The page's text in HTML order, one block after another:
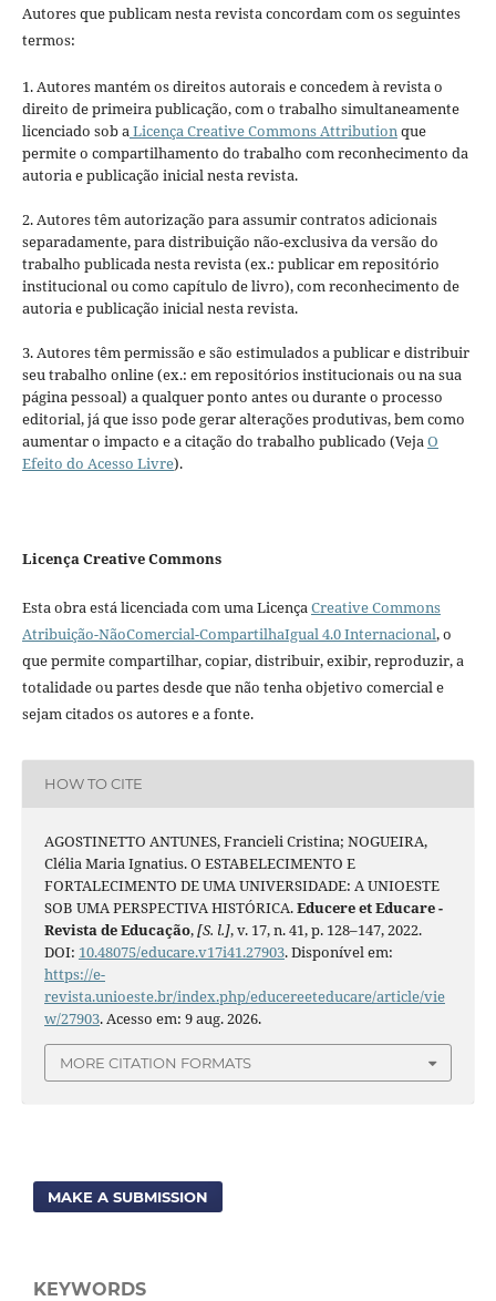
Autores que publicam nesta revista concordam com os seguintes
termos:
1. Autores mantém os direitos autorais e concedem à revista o
direito de primeira publicação, com o trabalho simultaneamente
licenciado sob aLicença Creative Commons Attributionque
permite o compartilhamento do trabalho com reconhecimento da
autoria e publicação inicial nesta revista.
2. Autores têm autorização para assumir contratos adicionais
separadamente, para distribuição não-exclusiva da versão do
trabalho publicada nesta revista (ex.: publicar em repositório
institucional ou como capítulo de livro), com reconhecimento de
autoria e publicação inicial nesta revista.
3. Autores têm permissão e são estimulados a publicar e distribuir
seu trabalho online (ex.: em repositórios institucionais ou na sua
página pessoal) a qualquer ponto antes ou durante o processo
editorial, já que isso pode gerar alterações produtivas, bem como
aumentar o impacto e a citação do trabalho publicado (VejaO
Efeito do Acesso Livre).
Licença Creative Commons
Esta obra está licenciada com uma LicençaCreative Commons
Atribuição-NãoComercial-CompartilhaIgual 4.0 Internacional, o
que permite compartilhar, copiar, distribuir, exibir, reproduzir, a
totalidade ou partes desde que não tenha objetivo comercial e
sejam citados os autores e a fonte.
HOW TO CITE
AGOSTINETTO ANTUNES, Francieli Cristina; NOGUEIRA,
Clélia Maria Ignatius. O ESTABELECIMENTO E
FORTALECIMENTO DE UMA UNIVERSIDADE: A UNIOESTE
SOB UMA PERSPECTIVA HISTÓRICA.Educere et Educare -
Revista de Educação,[S. l.], v. 17, n. 41, p. 128–147, 2022.
DOI: 10.48075/educare.v17i41.27903. Disponível em:
https://e-
revista.unioeste.br/index.php/educereeteducare/article/vie
w/27903. Acesso em: 9 aug. 2026.
MORE CITATION FORMATS
MAKE A SUBMISSION
KEYWORDS